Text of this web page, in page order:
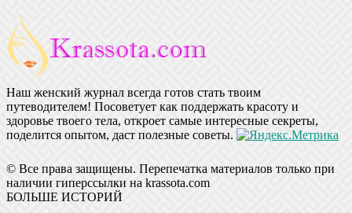
Наш женский журнал всегда готов стать твоим
путеводителем! Посоветует как поддержать красоту и
здоровье твоего тела, откроет самые интересные секреты,
поделится опытом, даст полезные советы.
© Все права защищены. Перепечатка материалов только при
наличии гиперссылки на krassota.com
БОЛЬШЕ ИСТОРИЙ